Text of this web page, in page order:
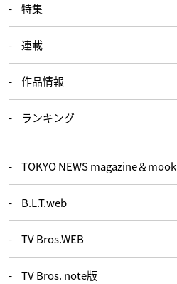
特集
連載
作品情報
ランキング
TOKYO NEWS magazine＆mook
B.L.T.web
TV Bros.WEB
TV Bros. note版